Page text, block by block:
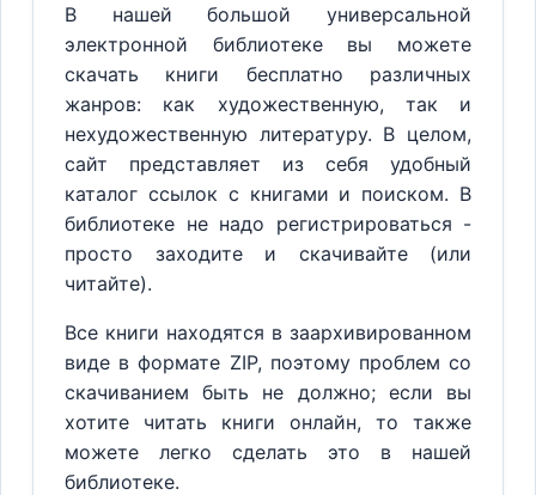
В нашей большой универсальной
электронной библиотеке вы можете
скачать книги бесплатно различных
жанров: как художественную, так и
нехудожественную литературу. В целом,
сайт представляет из себя удобный
каталог ссылок с книгами и поиском. В
библиотеке не надо регистрироваться -
просто заходите и скачивайте (или
читайте).
Все книги находятся в заархивированном
виде в формате ZIP, поэтому проблем со
скачиванием быть не должно; если вы
хотите читать книги онлайн, то также
можете легко сделать это в нашей
библиотеке.